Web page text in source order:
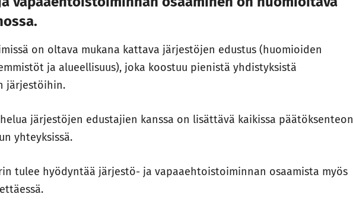
on oltava mukana kattava järjestöjen edustus (huomioiden
ja alueellisuus), joka koostuu pienistä yhdistyksistä
järjestöihin.
järjestöjen edustajien kanssa on lisättävä kaikissa päätöksenteon
yhteyksissä.
tulee hyödyntää järjestö- ja vapaaehtoistoiminnan osaamista myös